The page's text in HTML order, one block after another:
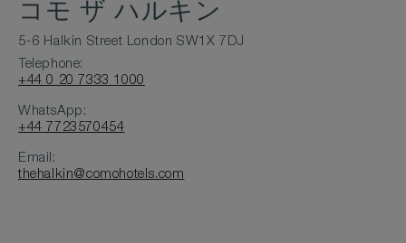
コモ ザ ハルキン
5-6 Halkin Street London SW1X 7DJ
Telephone:
+44 0 20 7333 1000
WhatsApp:
+44 7723570454
Email:
thehalkin@comohotels.com